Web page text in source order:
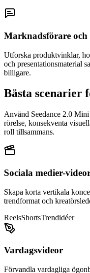
Marknadsförare
Utforska produktvinklar,
och presentationsmaterial
billigare.
Bästa scenarier
Använd Seedance 2.0
rörelse, konsekventa
roll tillsammans.
Sociala medier-
Skapa korta vertikala
trendformat och
ReelsShortsTrendidéer
Vardagsvideor
Förvandla vardagliga